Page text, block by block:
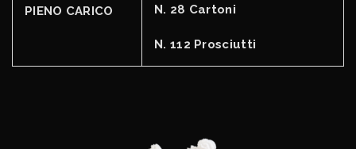
PIENO CARICO
N. 28 Cartoni
N. 112 Prosciutti